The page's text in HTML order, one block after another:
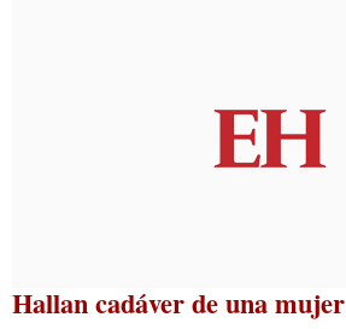
Hallan cadáver de una mujer